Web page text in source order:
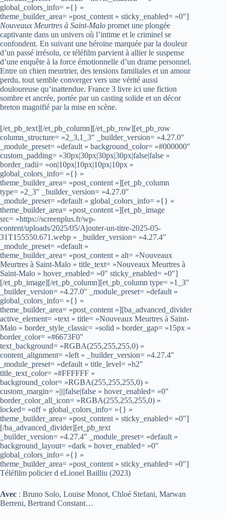
global_colors_info= »{} »
theme_builder_area= »post_content » sticky_enabled= »0″]
Nouveaux Meurtres à Saint-Malo promet une plongée
captivante dans un univers où l’intime et le criminel se
confondent. En suivant une héroïne marquée par la douleur
d’un passé irrésolu, ce téléfilm parvient à allier le suspense
d’une enquête à la force émotionnelle d’un drame personnel.
Entre un chien meurtrier, des tensions familiales et un amour
perdu, tout semble converger vers une vérité aussi
douloureuse qu’inattendue. France 3 livre ici une fiction
sombre et ancrée, portée par un casting solide et un décor
breton magnifié par la mise en scène.
[/et_pb_text][/et_pb_column][/et_pb_row][et_pb_row
column_structure= »2_3,1_3″ _builder_version= »4.27.0″
_module_preset= »default » background_color= »#000000″
custom_padding= »30px|30px|30px|30px|false|false »
border_radii= »on|10px|10px|10px|10px »
global_colors_info= »{} »
theme_builder_area= »post_content »][et_pb_column
type= »2_3″ _builder_version= »4.27.0″
_module_preset= »default » global_colors_info= »{} »
theme_builder_area= »post_content »][et_pb_image
src= »https://screenplus.fr/wp-
content/uploads/2025/05/Ajouter-un-titre-2025-05-
31T155550.671.webp » _builder_version= »4.27.4″
_module_preset= »default »
theme_builder_area= »post_content » alt= »Nouveaux
Meurtres à Saint-Malo » title_text= »Nouveaux Meurtres à
Saint-Malo » hover_enabled= »0″ sticky_enabled= »0″]
[/et_pb_image][/et_pb_column][et_pb_column type= »1_3″
_builder_version= »4.27.0″ _module_preset= »default »
global_colors_info= »{} »
theme_builder_area= »post_content »][ba_advanced_divider
active_element= »text » title= »Nouveaux Meurtres à Saint-
Malo » border_style_classic= »solid » border_gap= »15px »
border_color= »#6673F0″
text_background= »RGBA(255,255,255,0) »
content_alignment= »left » _builder_version= »4.27.4″
_module_preset= »default » title_level= »h2″
title_text_color= »#FFFFFF »
background_color= »RGBA(255,255,255,0) »
custom_margin= »||||false|false » hover_enabled= »0″
border_color_all_icon= »RGBA(255,255,255,0) »
locked= »off » global_colors_info= »{} »
theme_builder_area= »post_content » sticky_enabled= »0″]
[/ba_advanced_divider][et_pb_text
_builder_version= »4.27.4″ _module_preset= »default »
background_layout= »dark » hover_enabled= »0″
global_colors_info= »{} »
theme_builder_area= »post_content » sticky_enabled= »0″]
Téléfilm policier d eLionel Bailliu (2023)
Avec : Bruno Solo, Louise Monot, Chloé Stefani, Marwan
Berreni, Bertrand Constant…